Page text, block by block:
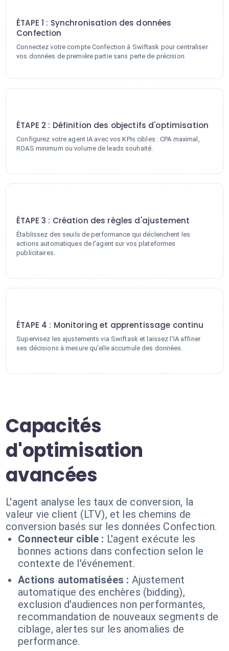
ÉTAPE 1 : Synchronisation des données
Confection
Connectez votre compte Confection à Swiftask pour centraliser
vos données de première partie sans perte de précision.
ÉTAPE 2 : Définition des objectifs d'optimisation
Configurez votre agent IA avec vos KPIs cibles : CPA maximal,
ROAS minimum ou volume de leads souhaité.
ÉTAPE 3 : Création des règles d'ajustement
Établissez des seuils de performance qui déclenchent les
actions automatiques de l'agent sur vos plateformes
publicitaires.
ÉTAPE 4 : Monitoring et apprentissage continu
Supervisez les ajustements via Swiftask et laissez l'IA affiner
ses décisions à mesure qu'elle accumule des données.
Capacités
d'optimisation
avancées
L'agent analyse les taux de conversion, la
valeur vie client (LTV), et les chemins de
conversion basés sur les données Confection.
Connecteur cible : L'agent exécute les
bonnes actions dans confection selon le
contexte de l'événement.
Actions automatisées : Ajustement
automatique des enchères (bidding),
exclusion d'audiences non performantes,
recommandation de nouveaux segments de
ciblage, alertes sur les anomalies de
performance.